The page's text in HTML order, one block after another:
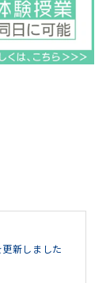
更新しました